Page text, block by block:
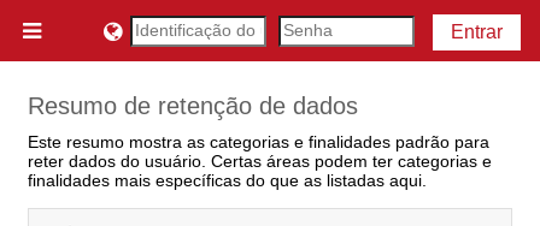
Painel lateral
Entrar
Resumo de retenção de dados
Este resumo mostra as categorias e finalidades padrão para
reter dados do usuário. Certas áreas podem ter categorias e
finalidades mais específicas do que as listadas aqui.